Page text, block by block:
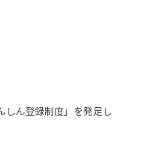
しん登録制度」を発足し